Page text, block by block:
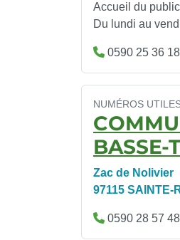
Accueil du
Du lundi au
0590 25 36 18
NUMÉROS
BASSE-
Zac de Nolivier
97115 SAINTE-
0590 28 57 48